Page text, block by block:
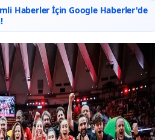
Haberler İçin Google Haberler'de